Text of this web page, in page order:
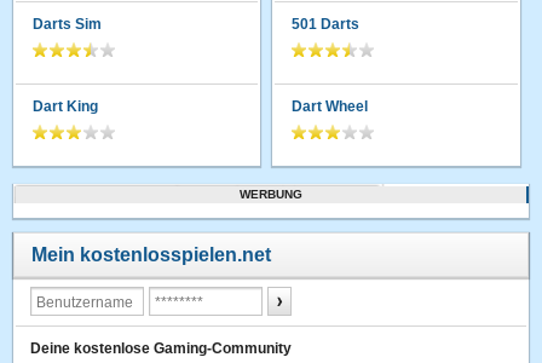
Darts Sim
Dart King
501 Darts
Dart Wheel
WERBUNG
Mein kostenlosspielen.net
Deine kostenlose Gaming-Community